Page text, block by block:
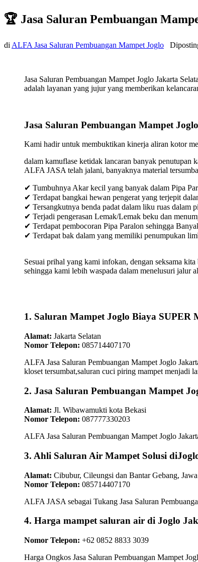
🏆 Jasa Saluran Pembuangan
di ALFA Jasa Saluran Pembuangan Mampet Joglo
Jasa Saluran Pembuangan Mampet Joglo Jakarta
adalah layanan yang jujur yang memberikan
Jasa Saluran Pembuangan Mampet
Kami hadir untuk membuktikan kinerja aliran kotor
dalam kamuflase ketidak lancaran banyak penutupan
ALFA JASA telah jalani, banyaknya material
✔ Tumbuhnya Akar kecil yang banyak dalam Pipa
✔ Terdapat bangkai hewan pengerat yang terjepit
✔ Tersangkutnya benda padat dalam liku ruas dalam
✔ Terjadi pengerasan Lemak/Lemak beku dan
✔ Terdapat pembocoran Pipa Paralon sehingga
✔ Terdapat bak dalam yang memiliki penumpukan
Sesuai prihal yang kami infokan, dengan seksama
sehingga kami lebih waspada dalam menelusuri jalur
1. Saluran Mampet Joglo Biaya SUPER
Alamat: Jakarta Selatan
Nomor Telepon: 085714407170
ALFA Jasa Saluran Pembuangan Mampet Joglo
kloset tersumbat,saluran cuci piring mampet menjadi
2. Jasa Saluran Pembuangan Mampet
Alamat: Jl. Wibawamukti kota Bekasi
Nomor Telepon: 087777330203
ALFA Jasa Saluran Pembuangan Mampet Joglo
3. Ahli Saluran Air Mampet Solusi
Alamat: Cibubur, Cileungsi dan Bantar Gebang,
Nomor Telepon: 085714407170
ALFA JASA sebagai Tukang Jasa Saluran
4. Harga mampet saluran air di Joglo
Nomor Telepon: +62 0852 8833 3039
Harga Ongkos Jasa Saluran Pembuangan Mampet